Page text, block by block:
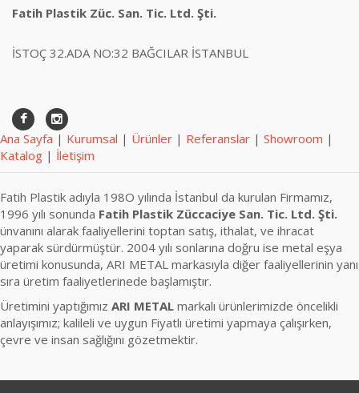
Fatih Plastik Züc. San. Tic. Ltd. Şti.
İSTOÇ 32.ADA NO:32 BAĞCILAR İSTANBUL
Ana Sayfa | Kurumsal | Ürünler | Referanslar | Showroom |
Katalog | İletişim
Fatih Plastik adıyla 198O yılında İstanbul da kurulan Firmamız,
1996 yılı sonunda Fatih Plastik Züccaciye San. Tic. Ltd. Şti.
ünvanını alarak faaliyellerini toptan satış, ithalat, ve ihracat
yaparak sürdürmüştür. 2004 yılı sonlarına doğru ise metal eşya
üretimi konusunda, ARI METAL markasıyla diğer faaliyellerinin yanı
sıra üretim faaliyetlerinede başlamıştır.
Üretimini yaptığımız ARI METAL markalı ürünlerimizde öncelikli
anlayışımız; kalileli ve uygun Fiyatlı üretimi yapmaya çalışırken,
çevre ve insan sağlığını gözetmektir.